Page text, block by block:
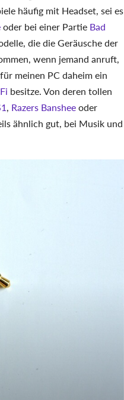
häufig mit Headset, sei es
oder bei einer Partie Bad
die die Geräusche der
wenn jemand anruft,
meinen PC daheim ein
besitze. Von deren tollen
, Razers Bansheeoder
ähnlich gut, bei Musik und